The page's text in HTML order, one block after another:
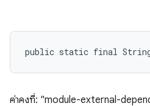
public static final String
ค่าคงที่: "module-external-